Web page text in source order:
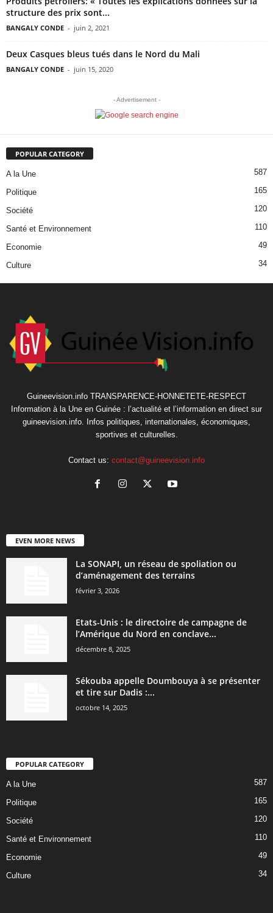
structure des prix sont...
BANGALY CONDE - juin 2, 2021
Deux Casques bleus tués dans le Nord du Mali
BANGALY CONDE - juin 15, 2020
- Advertisement -
POPULAR CATEGORY
A la Une 587
Politique 165
Société 120
Santé et Environnement 110
Economie 49
Culture 34
Guineevision.info TRANSPARENCE-HONNETETE-RESPECT
Information à la Une en Guinée : l’actualité et l’information en direct sur
guineevision.info. Infos politiques, internationales, économiques,
sportives et culturelles.
Contact us: contact@guineevision.info
EVEN MORE NEWS
La SONAPI, un réseau de spoliation ou
d’aménagement des terrains
février 3, 2026
Etats-Unis : le directoire de campagne de
l’Amérique du Nord en conclave...
décembre 8, 2025
Sékouba appelle Doumbouya à se présenter
et tire sur Dadis :...
octobre 14, 2025
POPULAR CATEGORY
A la Une 587
Politique 165
Société 120
Santé et Environnement 110
Economie 49
Culture 34